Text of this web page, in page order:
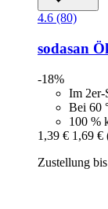
4.6 (80)
sodasan
-18%
Im 2er-
Bei 60
100 %
1,39 € 1,69 €
Zustellung